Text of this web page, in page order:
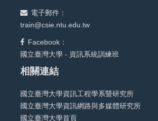
電子郵件：
train@csie.ntu.edu.tw
Facebook：
國立臺灣大學 - 資訊系統訓練班
相關連結
國立臺灣大學資訊工程學系暨研究所
國立臺灣大學資訊網路與多媒體研究所
國立臺灣大學首頁